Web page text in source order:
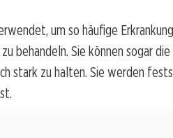
um so häufige
behandeln. Sie können sogar
stark zu halten. Sie werden